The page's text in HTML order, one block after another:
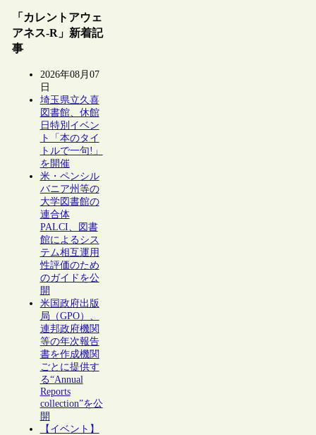
「カレントアウェ
アネス-R」新着記
事
2026年08月07
日
埼玉県立久喜
図書館、休館
日特別イベン
ト「本のタイ
トルで一句!」
を開催
米・ペンシル
バニア州等の
大学図書館の
連合体
PALCI、図書
館によるシス
テム相互運用
性評価のため
のガイドを公
開
米国政府出版
局（GPO）、
連邦政府機関
等の年次報告
書を作成機関
ごとに提供す
る“Annual
Reports
collection”を公
開
【イベント】